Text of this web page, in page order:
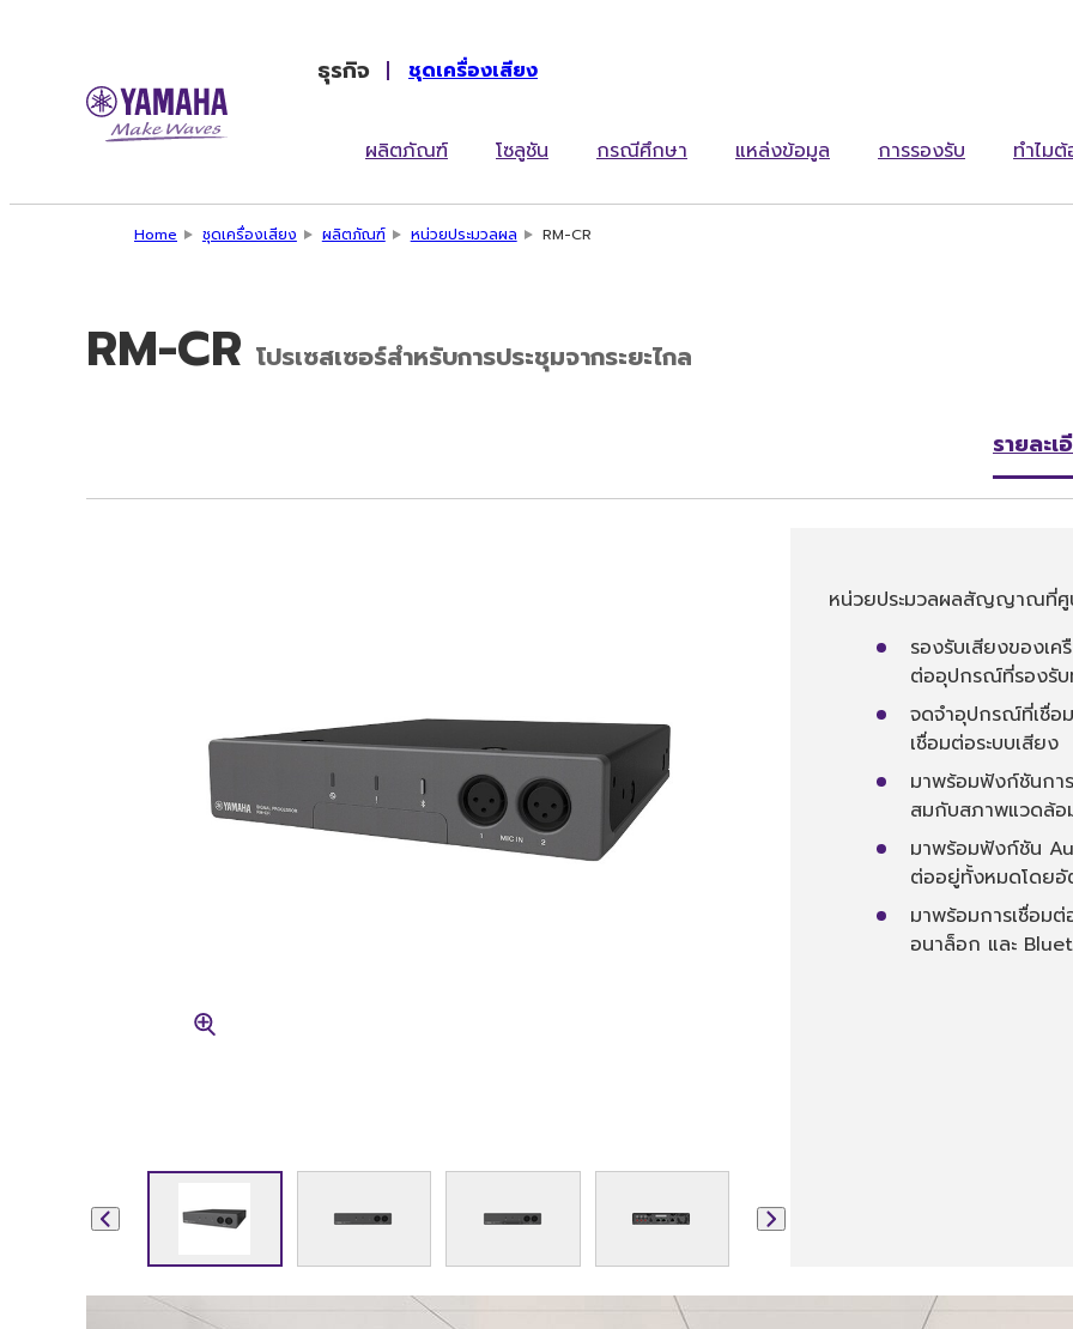
ธุรกิจ ชุดเครื่องเสียง
ผลิตภัณฑ์ โซลูชัน กรณีศึกษา แหล่งข้อมูล การรองรับ ทำไม
Home ชุดเครื่องเสียง ผลิตภัณฑ์ หน่วยประมวลผล RM-CR
RM-CR โปรเซสเซอร์สำหรับการประชุมจากระยะไกล
รายละ
หน่วยประมวลผลสัญญาณที่ศู
รองรับเสียงของเ
ต่ออุปกรณ์ที่รองรับ
จดจำอุปกรณ์ที่เชื่อ
เชื่อมต่อระบบเสียง
มาพร้อมฟังก์ชันการ
สมกับสภาพแวดล้
มาพร้อมฟังก์ชัน
ต่ออยู่ทั้งหมดโดยอั
มาพร้อมการเชื่อม
อนาล็อก และ